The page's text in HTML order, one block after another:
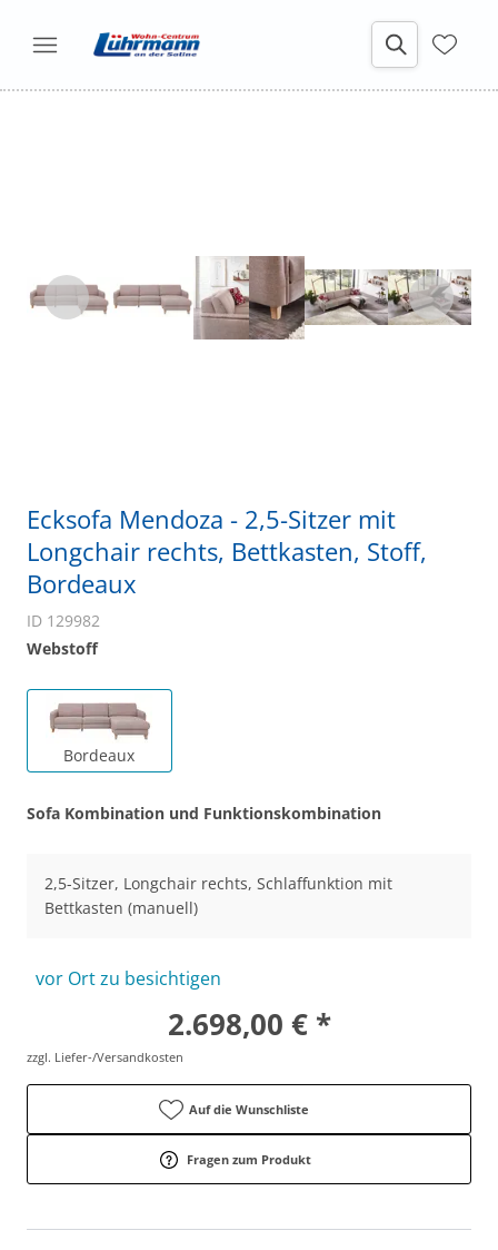
Ecksofa Mendoza - 2,5-Sitzer mit
Longchair rechts, Bettkasten, Stoff,
Bordeaux
ID 129982
Webstoff
Bordeaux
Sofa Kombination und Funktionskombination
2,5-Sitzer, Longchair rechts, Schlaffunktion mit
Bettkasten (manuell)
vor Ort zu besichtigen
2.698,00 € *
zzgl. Liefer-/Versandkosten
Auf die Wunschliste
Fragen zum Produkt